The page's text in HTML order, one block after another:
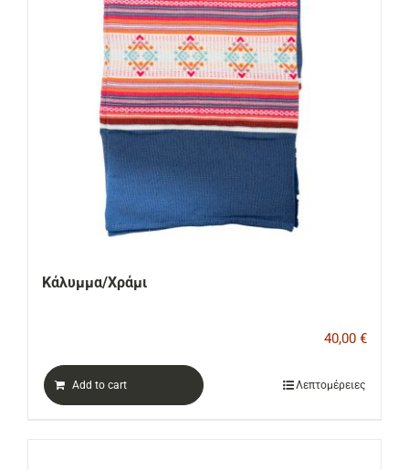
ΕΠΙΚΟΙΝΩΝΙΑ
Κάλυμμα/Χράμι
40,00 €
Add to cart Λεπτομέρειες